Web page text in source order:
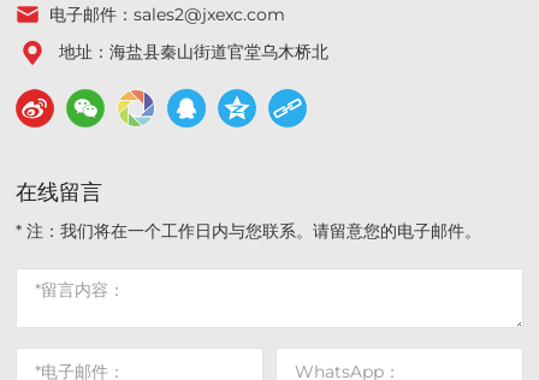
电子邮件：sales2@jxexc.com
地址：海盐县秦山街道官堂乌木桥北
在线留言
* 注：我们将在一个工作日内与您联系。请留意您的电子邮件。